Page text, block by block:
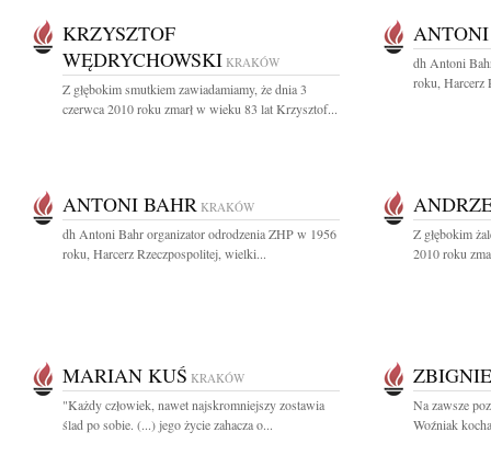
KRZYSZTOF
WĘDRYCHOWSKI KRAKÓW
Z głębokim smutkiem zawiadamiamy, że dnia 3
czerwca 2010 roku zmarł w wieku 83 lat Krzysztof...
dh Antoni
roku, Harcerz
ANTONI BAHR KRAKÓW
dh Antoni Bahr organizator odrodzenia ZHP w 1956
roku, Harcerz Rzeczpospolitej, wielki...
Z głębokim
2010 roku
MARIAN KUŚ KRAKÓW
"Każdy człowiek, nawet najskromniejszy zostawia
ślad po sobie. (...) jego życie zahacza o...
Na zawsze
Woźniak